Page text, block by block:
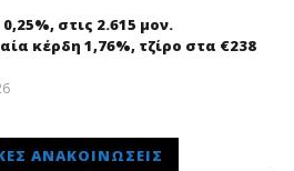
στις 2.615 μον.
κέρδη 1,76%, τζίρο στα €238
ΑΝΑΚΟΙΝΏΣΕΙΣ